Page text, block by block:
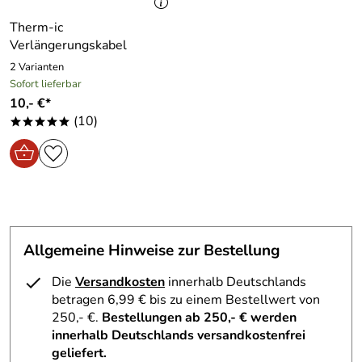
erwin
Verifizierte Bewertung
alles bestens gelaufen mit der abwicklung...jederzeit
gerne werde ich hier wieder einkaufen! produkt ist
gut...mein weib hat die dinger regelmäsasig in gebrauch
und ich muss mir nicht mehr ihr gemecker wg. kalten
zehen anhören! da macht skifahren gleich viiiel mehr
spass---juhui!!!
Kaufdatum: 07.02.2013
Ines
*****
Verifizierte Bewertung
Kaufdatum: 31.01.2013
Bewertungsdatum: 13.02.2013
Stephan
****o
Therm-ic
Verlängerungskabel
2 Varianten
Sofort lieferbar
10,- €*
***** (10)
Allgemeine Hinweise zur Bestellung
Die Versandkosten innerhalb Deutschlands
betragen 6,99 € bis zu einem Bestellwert von
250,- €. Bestellungen ab 250,- € werden
innerhalb Deutschlands versandkostenfrei
geliefert.